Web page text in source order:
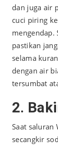
dan juga air
cuci piring
mengendap.
pastikan
selama
dengan air
tersumbat
2.
Saat saluran
secangkir